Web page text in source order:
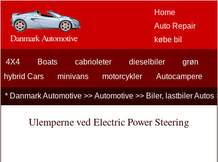
Home
Auto Repair
købe bil
Options
bilentusiaster
bilforsikring
bilpleje
Danmark Automotive
4X4 Boats cabrioleter dieselbiler
grøn
hybrid Cars
minivans motorcykler
Autocampere
andre Autos
fritidskøretøjer SUV'er
Scootere
sedan
Sports Cars stationscars Trucks Vespas
* Danmark Automotive >> Automotive >> Biler, lastbiler Autos
Ulemperne ved Electric Power Steering